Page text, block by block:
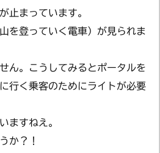
止まっています。
を登っていく電車）が見られま
ん。こうしてみるとポータルを
行く乗客のためにライトが必要
ますねえ。
か？！